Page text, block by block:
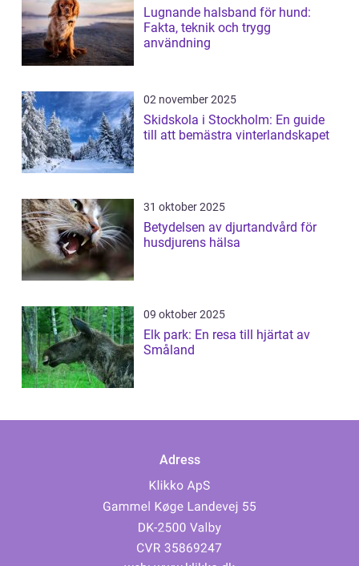
Lugnande halsband för hund:
Fakta, teknik och trygg
användning
02 november 2025
Skidskola i Stockholm: En guide
till att bemästra vinterlandskapet
31 oktober 2025
Betydelsen av djurtandvård för
husdjurens hälsa
09 oktober 2025
Elk park: En resa till hjärtat av
Småland
Adress